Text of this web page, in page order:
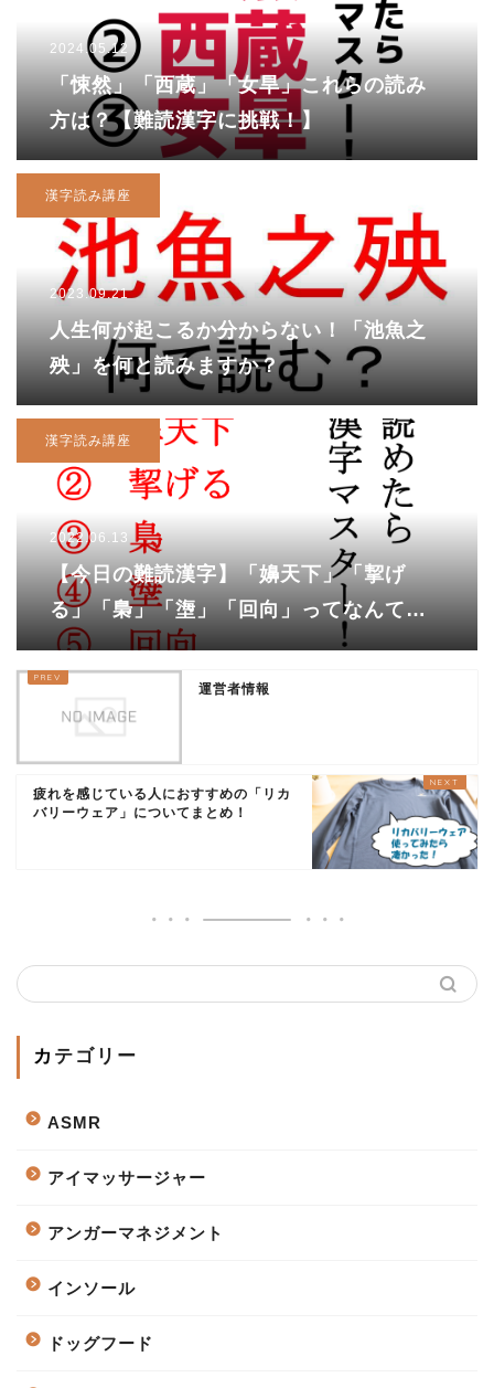
2024.05.12
「悚然」「西蔵」「女旱」これらの読み
方は？【難読漢字に挑戦！】
漢字読み講座
2023.09.21
人生何が起こるか分からない！「池魚之
殃」を何と読みますか？
漢字読み講座
2022.06.13
【今日の難読漢字】「嬶天下」「挈げ
る」「梟」「塰」「回向」ってなんて読
む？
運営者情報
疲れを感じている人におすすめの「リカ
バリーウェア」についてまとめ！
カテゴリー
ASMR
アイマッサージャー
アンガーマネジメント
インソール
ドッグフード